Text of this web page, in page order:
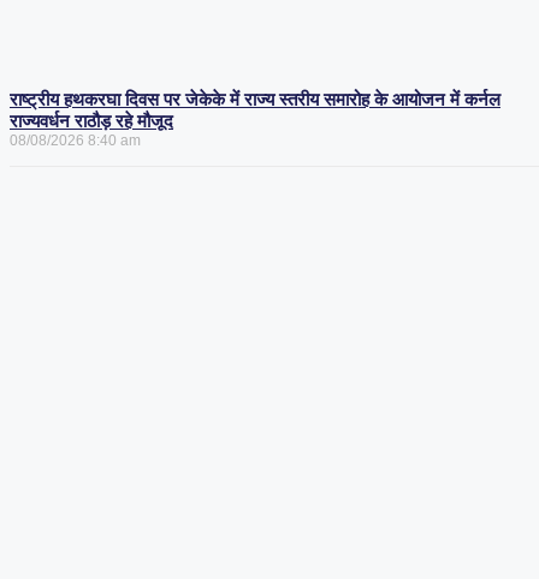
राष्ट्रीय हथकरघा दिवस पर जेकेके में राज्य स्तरीय समारोह के आयोजन में कर्नल
राज्यवर्धन राठौड़ रहे मौजूद
08/08/2026 8:40 am